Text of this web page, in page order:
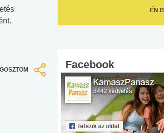
ÉN
Facebook